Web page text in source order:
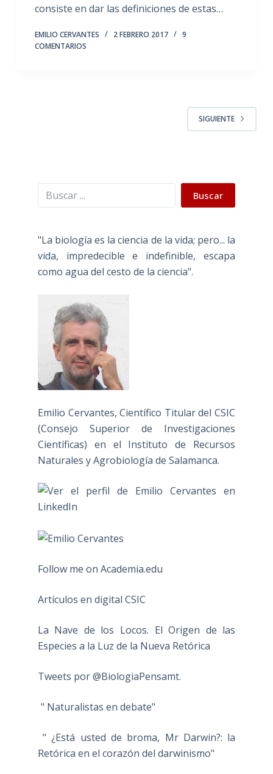
consiste en dar las definiciones de estas…
EMILIO CERVANTES 2 FEBRERO 2017
9
COMENTARIOS
SIGUIENTE
Buscar Buscar
"La biología es la ciencia de la vida; pero... la
vida, impredecible e indefinible, escapa
como agua del cesto de la ciencia".
Emilio Cervantes, Científico Titular del CSIC
(Consejo Superior de Investigaciones
Científicas) en el Instituto de Recursos
Naturales y Agrobiología de Salamanca.
Follow me on Academia.edu
Artículos en digital CSIC
La Nave de los Locos. El Origen de las
Especies a la Luz de la Nueva Retórica
Tweets por @BiologiaPensamt.
" Naturalistas en debate"
" ¿Está usted de broma, Mr Darwin?: la
Retórica en el corazón del darwinismo"